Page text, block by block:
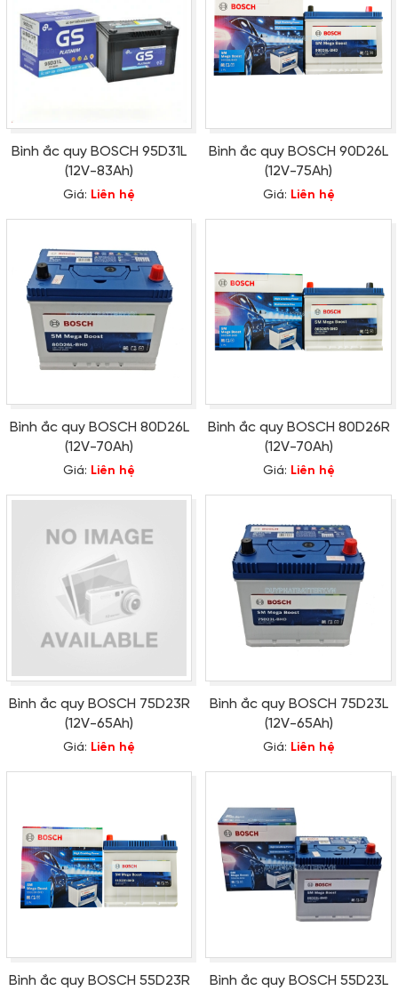
Bình ắc quy BOSCH 95D31L
(12V-83Ah)
Giá: Liên hệ
Bình ắc quy BOSCH 90D26L
(12V-75Ah)
Giá: Liên hệ
Bình ắc quy BOSCH 80D26L
(12V-70Ah)
Giá: Liên hệ
Bình ắc quy BOSCH 80D26R
(12V-70Ah)
Giá: Liên hệ
Bình ắc quy BOSCH 75D23R
(12V-65Ah)
Giá: Liên hệ
Bình ắc quy BOSCH 75D23L
(12V-65Ah)
Giá: Liên hệ
Bình ắc quy BOSCH 55D23R
Bình ắc quy BOSCH 55D23L